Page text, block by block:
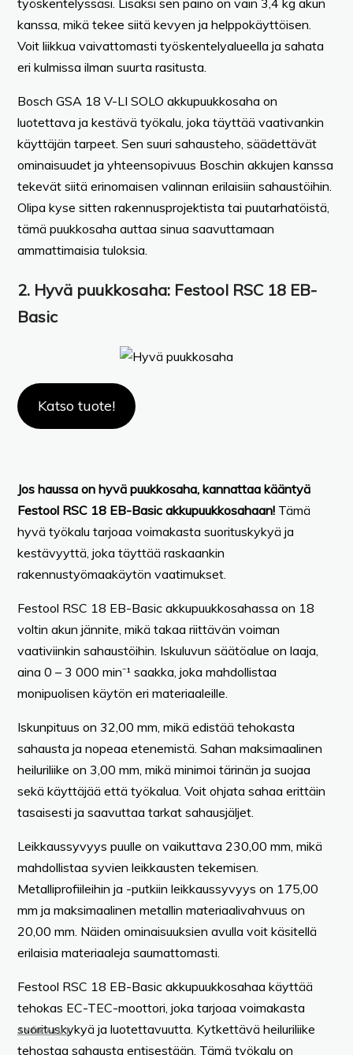
TYÖKALUT
kanssa, mikä tekee siitä kevyen ja helppokäyttöisen.
Voit liikkua vaivattomasti työskentelyalueella ja sahata
eri kulmissa ilman suurta rasitusta.
Bosch GSA 18 V-LI SOLO akkupuukkosaha on
luotettava ja kestävä työkalu, joka täyttää vaativankin
käyttäjän tarpeet. Sen suuri sahausteho, säädettävät
ominaisuudet ja yhteensopivuus Boschin akkujen kanssa
tekevät siitä erinomaisen valinnan erilaisiin sahaustöihin.
Olipa kyse sitten rakennusprojektista tai puutarhatöistä,
tämä puukkosaha auttaa sinua saavuttamaan
ammattimaisia tuloksia.
2. Hyvä puukkosaha: Festool RSC 18 EB-
Basic
Katso tuote!
Jos haussa on hyvä puukkosaha, kannattaa kääntyä
Festool RSC 18 EB-Basic akkupuukkosahaan! Tämä
hyvä työkalu tarjoaa voimakasta suorituskykyä ja
kestävyyttä, joka täyttää raskaankin
rakennustyömaakäytön vaatimukset.
Festool RSC 18 EB-Basic akkupuukkosahassa on 18
voltin akun jännite, mikä takaa riittävän voiman
vaativiinkin sahaustöihin. Iskuluvun säätöalue on laaja,
aina 0 – 3 000 min⁻¹ saakka, joka mahdollistaa
monipuolisen käytön eri materiaaleille.
Iskunpituus on 32,00 mm, mikä edistää tehokasta
sahausta ja nopeaa etenemistä. Sahan maksimaalinen
heiluriliike on 3,00 mm, mikä minimoi tärinän ja suojaa
sekä käyttäjää että työkalua. Voit ohjata sahaa erittäin
tasaisesti ja saavuttaa tarkat sahausjäljet.
Leikkaussyvyys puulle on vaikuttava 230,00 mm, mikä
mahdollistaa syvien leikkausten tekemisen.
Metalliprofiileihin ja -putkiin leikkaussyvyys on 175,00
mm ja maksimaalinen metallin materiaalivahvuus on
20,00 mm. Näiden ominaisuuksien avulla voit käsitellä
erilaisia materiaaleja saumattomasti.
Festool RSC 18 EB-Basic akkupuukkosahaa käyttää
tehokas EC-TEC-moottori, joka tarjoaa voimakasta
suorituskykyä ja luotettavuutta. Kytkettävä heiluriliike
tehostaa sahausta entisestään. Tämä työkalu on